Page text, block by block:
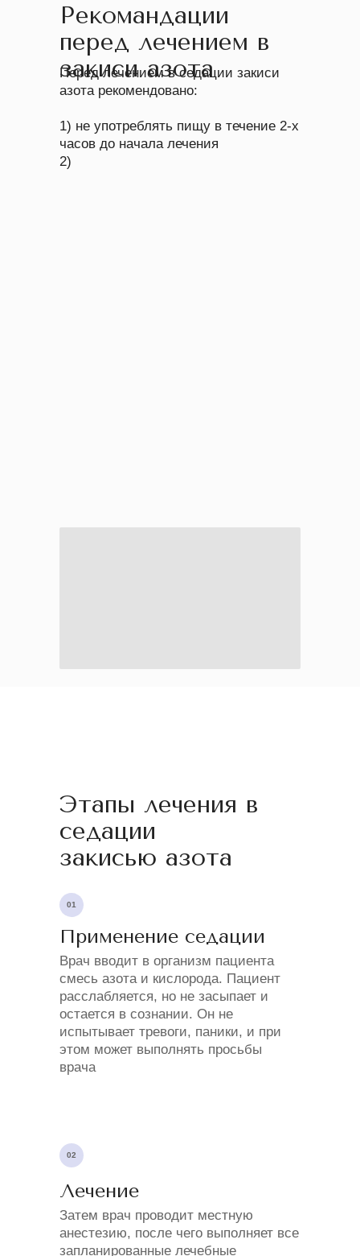
Рекомандации
перед лечением в
закиси азота
Перед лечением в седации закиси
азота рекомендовано:
1) не употреблять пищу в течение 2-х
часов до начала лечения
2)
Этапы лечения в
седации
закисью азота
Применение седации
Врач вводит в организм пациента
смесь азота и кислорода. Пациент
расслабляется, но не засыпает и
остается в сознании. Он не
испытывает тревоги, паники, и при
этом может выполнять просьбы
врача
Лечение
Затем врач проводит местную
анестезию, после чего выполняет все
запланированные лечебные
01
02